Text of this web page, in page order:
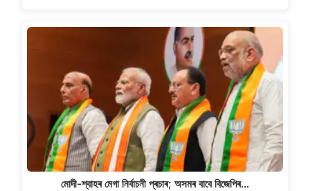
মোদী-শ্বাহৰ মেগা নিৰ্বাচনী প্ৰচাৰ; অসমৰ বাবে বিজেপিৰ…